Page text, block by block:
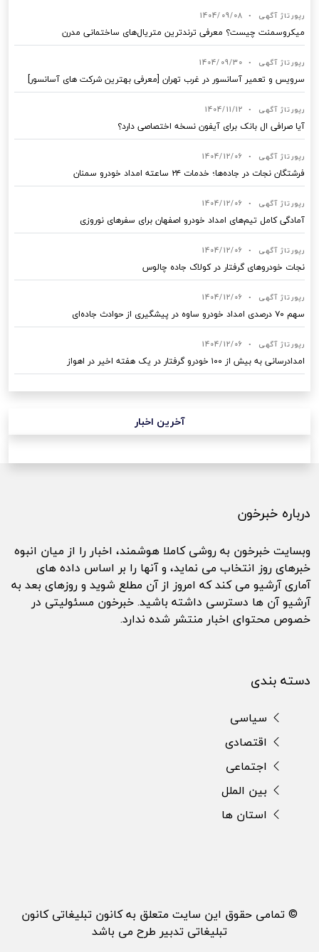
رپورتاژ آگهی •
1404/09/08
میکروسمنت چیست؟ معرفی ترندترین متریال‌های ساختمانی مدرن
رپورتاژ آگهی •
1404/09/30
سرویس و تعمیر آسانسور در غرب تهران [معرفی بهترین شرکت های آسانسور]
رپورتاژ آگهی •
1404/11/12
آیا صرافی ال بانک برای آیفون نسخه اختصاصی دارد؟
رپورتاژ آگهی •
1404/12/06
فرشتگان نجات در جاده‌ها؛ خدمات ۲۴ ساعته امداد خودرو سمنان
رپورتاژ آگهی •
1404/12/06
آمادگی کامل تیم‌های امداد خودرو اصفهان برای سفرهای نوروزی
رپورتاژ آگهی •
1404/12/06
نجات خودروهای گرفتار در کولاک جاده چالوس
رپورتاژ آگهی •
1404/12/06
سهم ۷۰ درصدی امداد خودرو ساوه در پیشگیری از حوادث جاده‌ای
رپورتاژ آگهی •
1404/12/06
امدادرسانی به بیش از ۱۰۰ خودرو گرفتار در یک هفته اخیر در اهواز
آخرین اخبار
درباره خبرخون
وبسایت خبرخون به روشی کاملا هوشمند، اخبار را از میان انبوه
خبرهای روز انتخاب می نماید، و آنها را بر اساس داده های
آماری آرشیو می کند که امروز از آن مطلع شوید و روزهای بعد به
آرشیو آن ها دسترسی داشته باشید. خبرخون مسئولیتی در
خصوص محتوای اخبار منتشر شده ندارد.
دسته بندی
سیاسی
اقتصادی
اجتماعی
بین الملل
استان ها
© تمامی حقوق این سایت متعلق به کانون تبلیغاتی کانون
تبلیغاتی تدبیر طرح می باشد